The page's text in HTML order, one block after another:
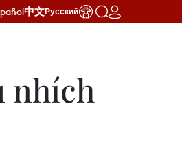
中文Русский
nhích